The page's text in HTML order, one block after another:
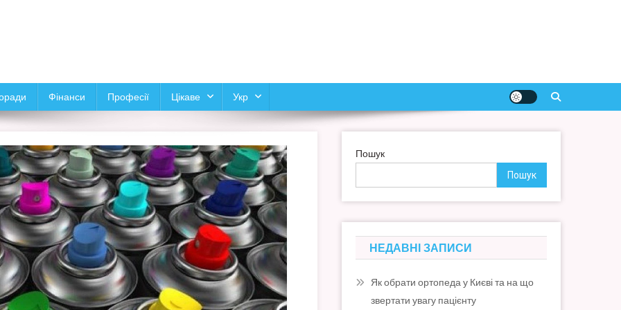
Фінанси Професії Цікаве Укр
Пошук
Пошук
НЕДАВНІ ЗАПИСИ
Як обрати ортопеда у Києві та на що
звертати увагу пацієнту